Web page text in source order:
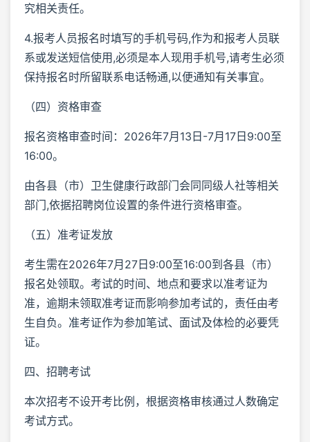
究相关责任。
4.报考人员报名时填写的手机号码,作为和报考人员联
系或发送短信使用,必须是本人现用手机号,请考生必须
保持报名时所留联系电话畅通,以便通知有关事宜。
（四）资格审查
报名资格审查时间：2026年7月13日-7月17日9:00至
16:00。
由各县（市）卫生健康行政部门会同同级人社等相关
部门,依据招聘岗位设置的条件进行资格审查。
（五）准考证发放
考生需在2026年7月27日9:00至16:00到各县（市）
报名处领取。考试的时间、地点和要求以准考证为
准，逾期未领取准考证而影响参加考试的，责任由考
生自负。准考证作为参加笔试、面试及体检的必要凭
证。
四、招聘考试
本次招考不设开考比例，根据资格审核通过人数确定
考试方式。